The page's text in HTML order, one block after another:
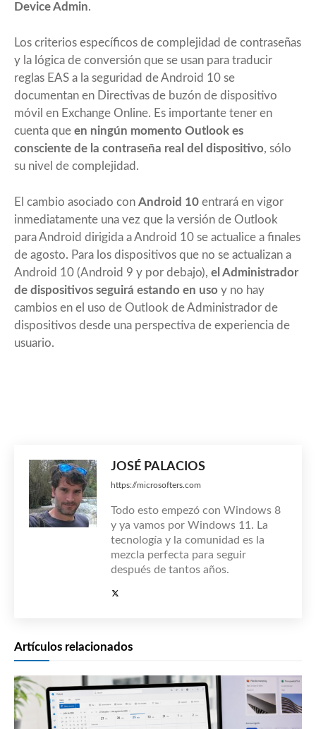
Device Admin.
Los criterios específicos de complejidad de contraseñas
y la lógica de conversión que se usan para traducir
reglas EAS a la seguridad de Android 10 se
documentan en Directivas de buzón de dispositivo
móvil en Exchange Online. Es importante tener en
cuenta que en ningún momento Outlook es
consciente de la contraseña real del dispositivo, sólo
su nivel de complejidad.
El cambio asociado con Android 10 entrará en vigor
inmediatamente una vez que la versión de Outlook
para Android dirigida a Android 10 se actualice a finales
de agosto. Para los dispositivos que no se actualizan a
Android 10 (Android 9 y por debajo), el Administrador
de dispositivos seguirá estando en uso y no hay
cambios en el uso de Outlook de Administrador de
dispositivos desde una perspectiva de experiencia de
usuario.
JOSÉ PALACIOS
https://microsofters.com
Todo esto empezó con Windows 8
y ya vamos por Windows 11. La
tecnología y la comunidad es la
mezcla perfecta para seguir
después de tantos años.
Artículos relacionados